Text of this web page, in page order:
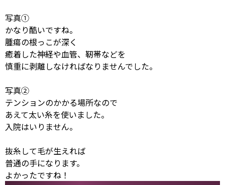
写真①
かなり酷いですね。
腫瘍の根っこが深く
癒着した神経や血管、靭帯などを
慎重に剥離しなければなりませんでした。
写真②
テンションのかかる場所なので
あえて太い糸を使いました。
入院はいりません。
抜糸して毛が生えれば
普通の手になります。
よかったですね！